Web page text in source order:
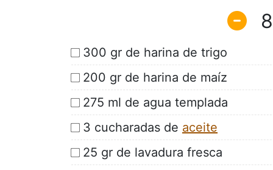
8
300 gr de harina de trigo
200 gr de harina de maíz
275 ml de agua templada
3 cucharadas de aceite
25 gr de lavadura fresca